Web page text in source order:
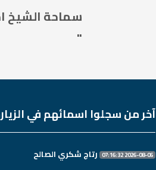
سماحة الشيخ
"
آخر من سجلوا اسمائهم في
2026-08-06 07:16:32 رتاج شكري الصالح